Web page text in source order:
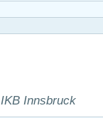
Innsbruck